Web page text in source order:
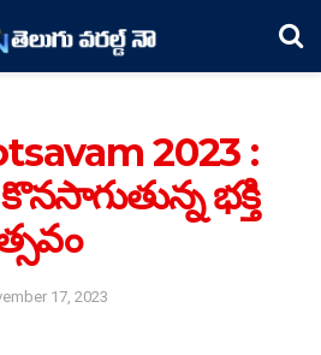
2023 :
భక్తి
17, 2023